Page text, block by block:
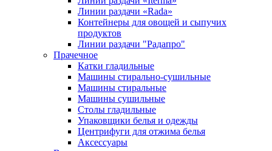
Линии раздачи «Rada»
Контейнеры для овощей и сыпучих
продуктов
Линии раздачи "Радапро"
Прачечное
Катки гладильные
Машины стирально-сушильные
Машины стиральные
Машины сушильные
Столы гладильные
Упаковщики белья и одежды
Центрифуги для отжима белья
Аксессуары